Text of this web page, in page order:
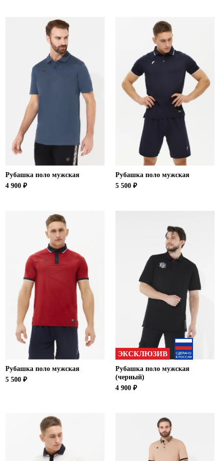
Челябинская область (2)
Ямало-Ненецкий автономный округ (1)
Ярославская область (1)
Рубашка поло мужская
4 900 ₽
Рубашка поло мужская
5 500 ₽
Рубашка поло мужская
5 500 ₽
ЭКСКЛЮЗИВ
Рубашка поло мужская
(черный)
4 900 ₽